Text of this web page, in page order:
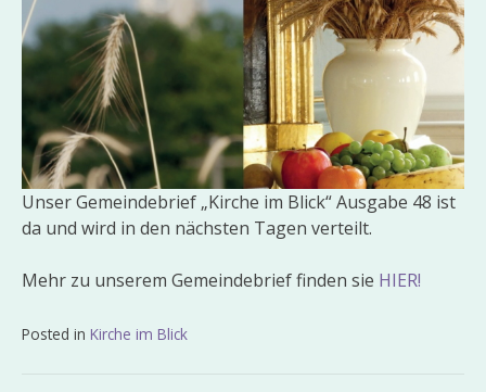
Unser Gemeindebrief „Kirche im Blick“ Ausgabe 48 ist
da und wird in den nächsten Tagen verteilt.
Mehr zu unserem Gemeindebrief finden sie HIER!
Posted in Kirche im Blick